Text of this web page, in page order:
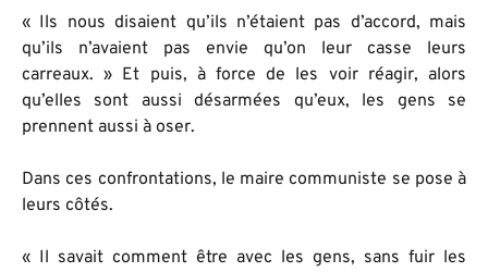
« Ils nous disaient qu’ils n’étaient pas d’accord, mais
qu’ils n’avaient pas envie qu’on leur casse leurs
carreaux. » Et puis, à force de les voir réagir, alors
qu’elles sont aussi désarmées qu’eux, les gens se
prennent aussi à oser.
Dans ces confrontations, le maire communiste se pose à
leurs côtés.
« Il savait comment être avec les gens, sans fuir les